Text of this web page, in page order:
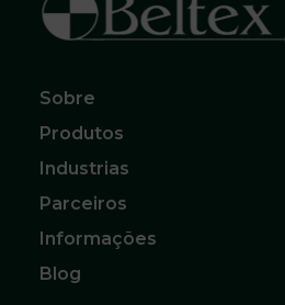
o
d
e
t
e
Sobre
Produtos
Industrias
Parceiros
Informações
Blog